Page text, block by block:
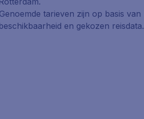
Genoemde tarieven zijn op basis van
beschikbaarheid en gekozen reisdata.